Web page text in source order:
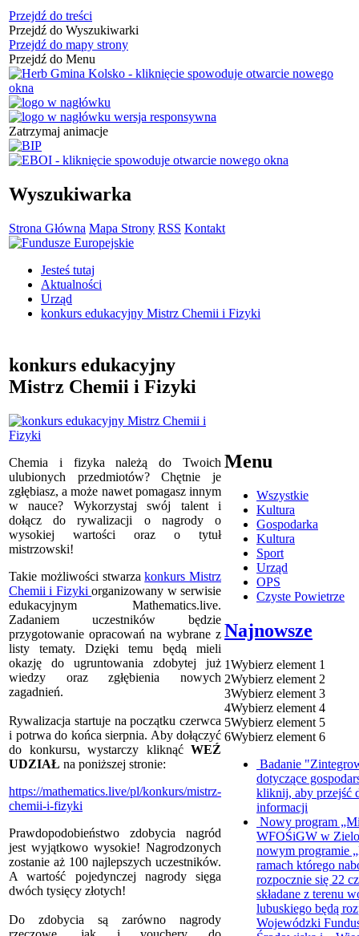
Przejdź do treści
Przejdź do Wyszukiwarki
Przejdź do mapy strony
Przejdź do Menu
Zatrzymaj animacje
Wyszukiwarka
Strona Główna Mapa Strony RSS Kontakt
Jesteś tutaj
Aktualności
Urząd
konkurs edukacyjny Mistrz Chemii i Fizyki
konkurs edukacyjny
Mistrz Chemii i Fizyki
Chemia i fizyka należą do Twoich
ulubionych przedmiotów? Chętnie je
zgłębiasz, a może nawet pomagasz innym
w nauce? Wykorzystaj swój talent i
dołącz do rywalizacji o nagrody o
wysokiej wartości oraz o tytuł
mistrzowski!
Takie możliwości stwarzakonkurs Mistrz
Chemii i Fizykiorganizowany w serwisie
edukacyjnym Mathematics.live.
Zadaniem uczestników będzie
przygotowanie opracowań na wybrane z
listy tematy. Dzięki temu będą mieli
okazję do ugruntowania zdobytej już
wiedzy oraz zgłębienia nowych
zagadnień.
Rywalizacja startuje na początku czerwca
i potrwa do końca sierpnia. Aby dołączyć
do konkursu, wystarczy kliknąć WEŹ
UDZIAŁ na poniższej stronie:
https://mathematics.live/pl/konkurs/mistrz-
chemii-i-fizyki
Prawdopodobieństwo zdobycia nagród
jest wyjątkowo wysokie! Nagrodzonych
zostanie aż 100 najlepszych uczestników.
A wartość pojedynczej nagrody sięga
dwóch tysięcy złotych!
Do zdobycia są zarówno nagrody
Menu
Wszystkie
Kultura
Gospodarka
Kultura
Sport
Urząd
OPS
Czyste Powietrze
Najnowsze
1Wybierz element 1
2Wybierz element 2
3Wybierz element 3
4Wybierz element 4
5Wybierz element 5
6Wybierz element 6
Badanie
dotyczące
kliknij, aby przejść
informacji
Nowy program
WFOŚiGW w
nowym programie
ramach którego
rozpocznie się 22
składane z terenu
lubuskiego będą
Wojewódzki